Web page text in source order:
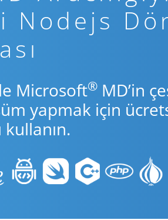
Nodejs
Microsoft® MD’in
yapmak için
kullanın.